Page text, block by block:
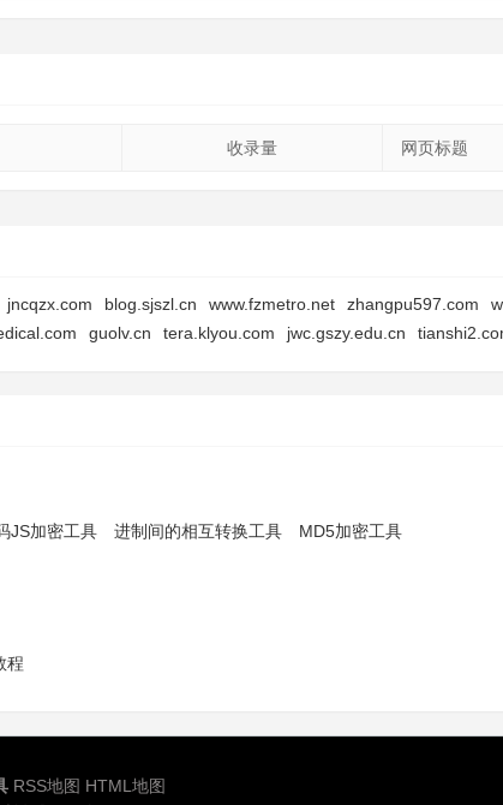
收录量 网页标题
jncqzx.com blog.sjszl.cn www.fzmetro.net zhangpu597.com
guolv.cn tera.klyou.com jwc.gszy.edu.cn
JS加密工具 进制间的相互转换工具
MD5加密工具
程
RSS地图 HTML地图